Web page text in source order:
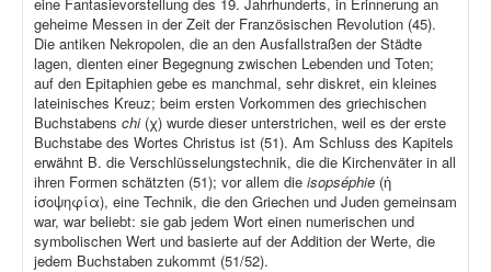
geheime Messen in der Zeit der Französischen Revolution (45).
Die antiken Nekropolen, die an den Ausfallstraßen der Städte
lagen, dienten einer Begegnung zwischen Lebenden und Toten;
auf den Epitaphien gebe es manchmal, sehr diskret, ein kleines
lateinisches Kreuz; beim ersten Vorkommen des griechischen
Buchstabens chi (χ) wurde dieser unterstrichen, weil es der erste
Buchstabe des Wortes Christus ist (51). Am Schluss des Kapitels
erwähnt B. die Verschlüsselungstechnik, die die Kirchenväter in all
ihren Formen schätzten (51); vor allem die isopséphie (ἡ
ἰσοψηφία), eine Technik, die den Griechen und Juden gemeinsam
war, war beliebt: sie gab jedem Wort einen numerischen und
symbolischen Wert und basierte auf der Addition der Werte, die
jedem Buchstaben zukommt (51/52).